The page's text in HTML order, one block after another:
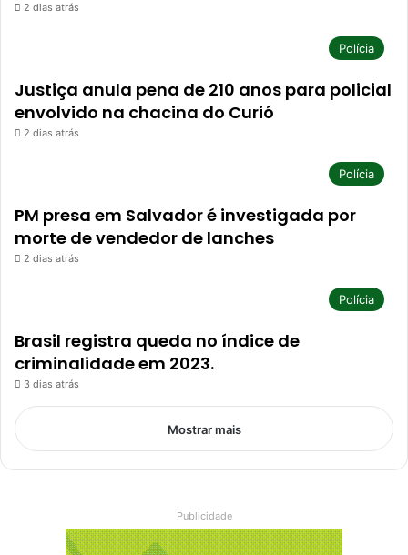
2 dias atrás
Polícia
Justiça anula pena de 210 anos para policial
envolvido na chacina do Curió
2 dias atrás
Polícia
PM presa em Salvador é investigada por
morte de vendedor de lanches
2 dias atrás
Polícia
Brasil registra queda no índice de
criminalidade em 2023.
3 dias atrás
Mostrar mais
Publicidade